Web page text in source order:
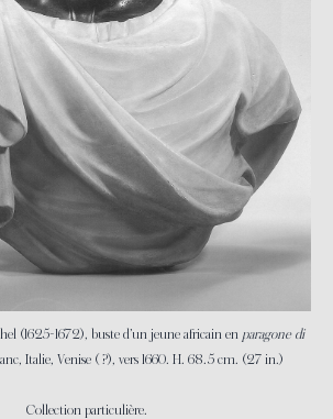
(1625-1672), buste d’un jeune africain en paragone di
Italie, Venise ( ?), vers 1660. H. 68.5 cm. (27 in.)
Collection particulière.